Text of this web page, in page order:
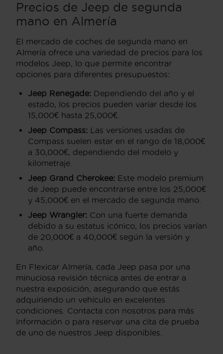
Precios de Jeep de segunda
mano en Almería
El mercado de coches de segunda mano en
Almería ofrece una variedad de precios para los
modelos Jeep, lo que permite encontrar
opciones para diferentes presupuestos:
Jeep Renegade: Dependiendo del año y el
estado, los precios pueden variar desde los
15,000€ hasta 25,000€.
Jeep Compass: Las versiones usadas de
Compass suelen estar en el rango de 18,000€
a 30,000€, dependiendo del modelo y
kilometraje.
Jeep Grand Cherokee: Este modelo premium
de Jeep puede encontrarse entre los 25,000€
y 45,000€ en el mercado de segunda mano.
Jeep Wrangler: Con una fuerte demanda
debido a su estatus icónico, los precios varían
de 20,000€ a 40,000€ según la versión y
año.
En Flexicar Almería, cada Jeep pasa por una
minuciosa revisión técnica antes de entrar a
nuestra exposición, asegurando que estás
adquiriendo un vehículo en excelentes
condiciones. Contacta con nosotros para más
información o para reservar una cita de prueba
de uno de nuestros Jeep disponibles.